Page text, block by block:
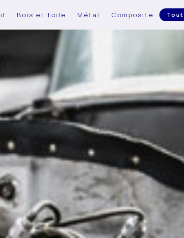
Bois et toile Métal Composite